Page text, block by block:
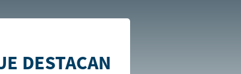
DESTACAN